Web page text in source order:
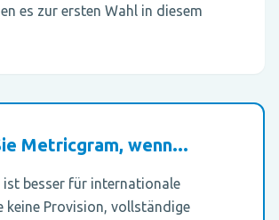
es zur ersten Wahl in diesem
Metricgram, wenn...
besser für internationale
keine Provision, vollständige